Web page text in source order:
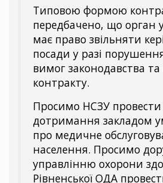
Типовою формою
передбачено, що орган
має право звільняти
посади у разі
вимог законодавства
контракту.
Просимо НСЗУ провести
дотримання закладом
про медичне
населення. Просимо
управлінню охорони
Рівненської ОДА